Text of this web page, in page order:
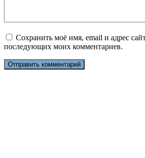
Сохранить моё имя, email и адрес
последующих моих комментариев.